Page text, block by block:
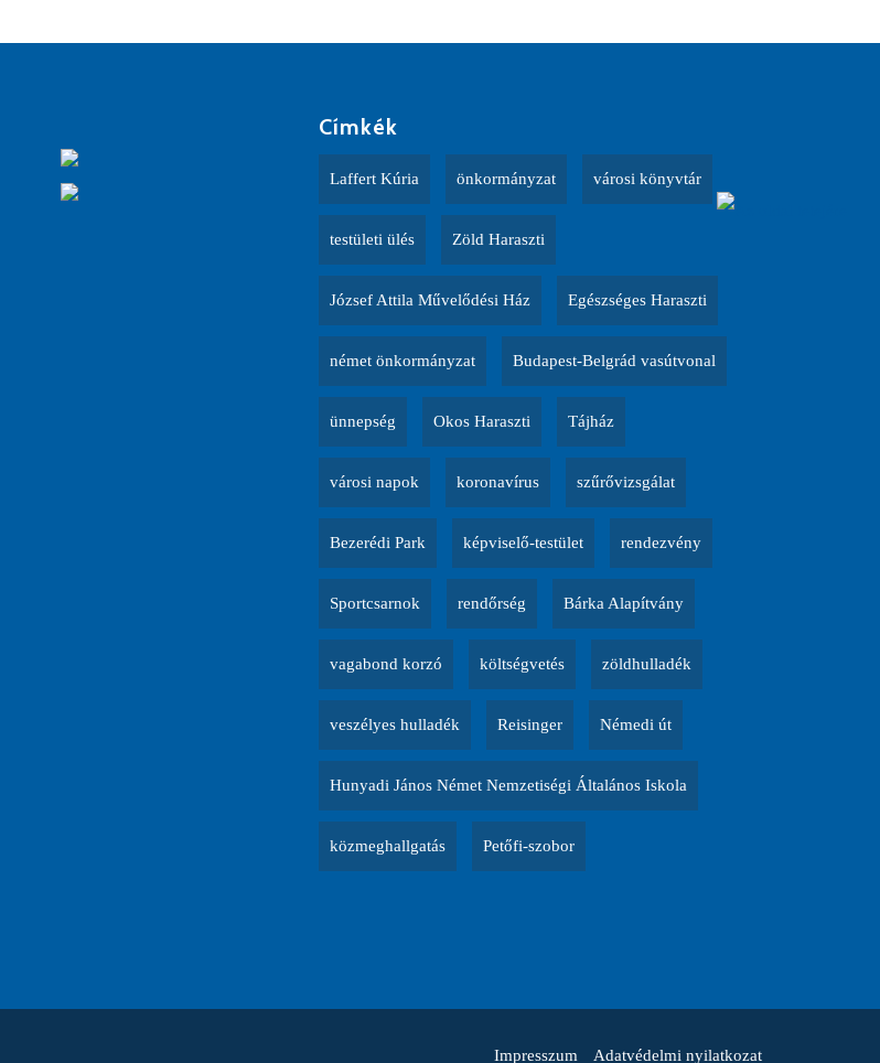
Címkék
Laffert Kúria önkormányzat városi könyvtár
testületi ülés Zöld Haraszti
József Attila Művelődési Ház Egészséges Haraszti
német önkormányzat Budapest-Belgrád vasútvonal
ünnepség Okos Haraszti Tájház
városi napok koronavírus szűrővizsgálat
Bezerédi Park képviselő-testület rendezvény
Sportcsarnok rendőrség Bárka Alapítvány
vagabond korzó költségvetés zöldhulladék
veszélyes hulladék Reisinger Némedi út
Hunyadi János Német Nemzetiségi Általános Iskola
közmeghallgatás Petőfi-szobor
Impresszum Adatvédelmi nyilatkozat